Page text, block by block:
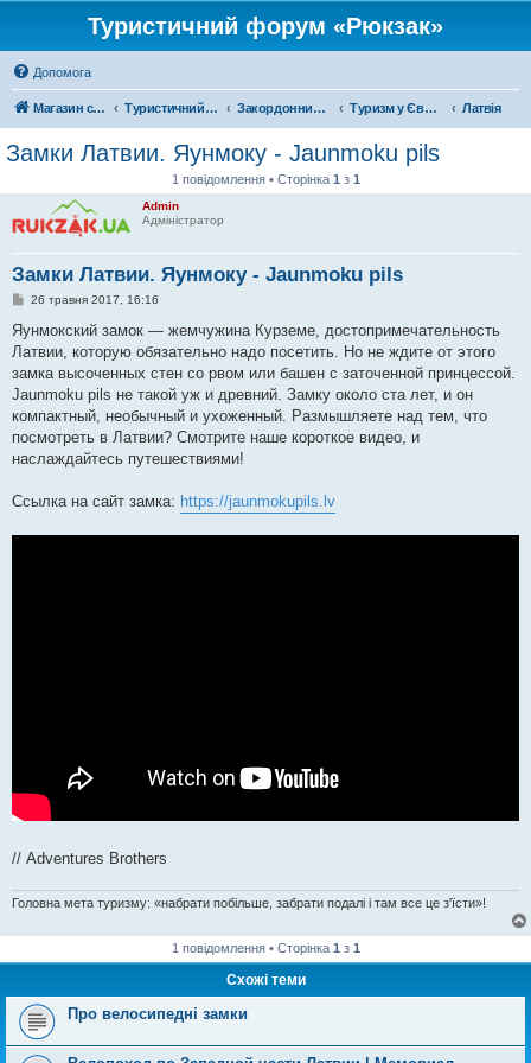
Туристичний форум «Рюкзак»
Допомога
Магазин спорядження Туристичний форум «Рюкзак» Закордонний туризм Туризм у Європі Латвія
Замки Латвии. Яунмоку - Jaunmoku pils
1 повідомлення • Сторінка 1 з 1
Admin
Адміністратор
Замки Латвии. Яунмоку - Jaunmoku pils
П
в
і
д
о
л
е
н
я
26 травня 2017, 16:16
Яунмокский замок — жемчужина Курземе, достопримечательность
Латвии, которую обязательно надо посетить. Но не ждите от этого
замка высоченных стен со рвом или башен с заточенной принцессой.
Jaunmoku pils не такой уж и древний. Замку около ста лет, и он
компактный, необычный и ухоженный. Размышляете над тем, что
посмотреть в Латвии? Смотрите наше короткое видео, и
наслаждайтесь путешествиями!
Ссылка на сайт замка: https://jaunmokupils.lv
// Adventures Brothers
Головна мета туризму: «набрати побільше, забрати подалі і там все це з'їсти»!
1 повідомлення • Сторінка 1 з 1
Схожі теми
Про велосипедні замки